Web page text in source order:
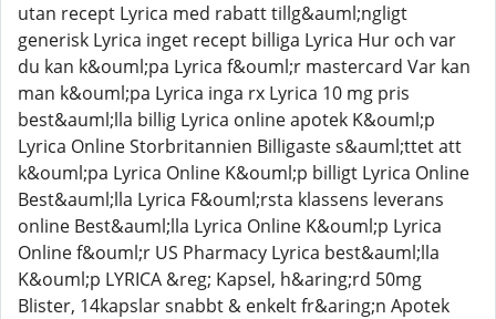
utan recept Lyrica med rabatt tillg&auml;ngligt
generisk Lyrica inget recept billiga Lyrica Hur och var
du kan k&ouml;pa Lyrica f&ouml;r mastercard Var kan
man k&ouml;pa Lyrica inga rx Lyrica 10 mg pris
best&auml;lla billig Lyrica online apotek K&ouml;p
Lyrica Online Storbritannien Billigaste s&auml;ttet att
k&ouml;pa Lyrica Online K&ouml;p billigt Lyrica Online
Best&auml;lla Lyrica F&ouml;rsta klassens leverans
online Best&auml;lla Lyrica Online K&ouml;p Lyrica
Online f&ouml;r US Pharmacy Lyrica best&auml;lla
K&ouml;p LYRICA &reg; Kapsel, h&aring;rd 50mg
Blister, 14kapslar snabbt & enkelt fr&aring;n Apotek